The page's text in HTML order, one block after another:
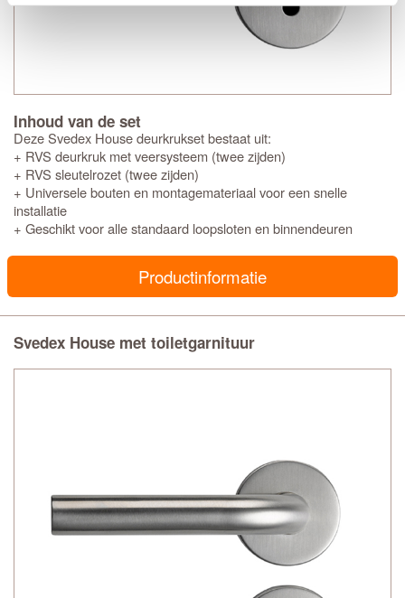
Inhoud van de set
Deze Svedex House deurkrukset bestaat uit:
+ RVS deurkruk met veersysteem (twee zijden)
+ RVS sleutelrozet (twee zijden)
+ Universele bouten en montagemateriaal voor een snelle
installatie
+ Geschikt voor alle standaard loopsloten en binnendeuren
Productinformatie
Svedex House met toiletgarnituur